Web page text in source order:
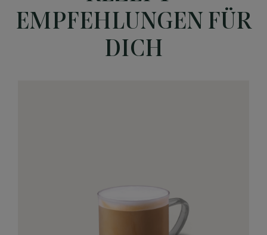
EMPFEHLUNGEN FÜR
DICH